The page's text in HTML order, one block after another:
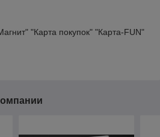
"Карта покупок" "Карта-FUN"